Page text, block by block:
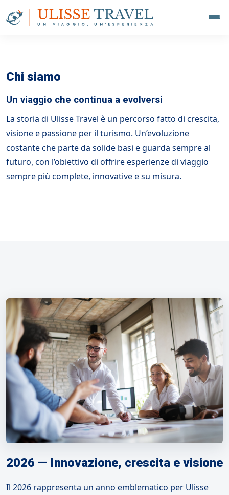
Chi siamo
Un viaggio che continua a evolversi
La storia di Ulisse Travel è un percorso fatto di crescita,
visione e passione per il turismo. Un’evoluzione
costante che parte da solide basi e guarda sempre al
futuro, con l’obiettivo di offrire esperienze di viaggio
sempre più complete, innovative e su misura.
2026 — Innovazione, crescita e visione
Il 2026 rappresenta un anno emblematico per Ulisse